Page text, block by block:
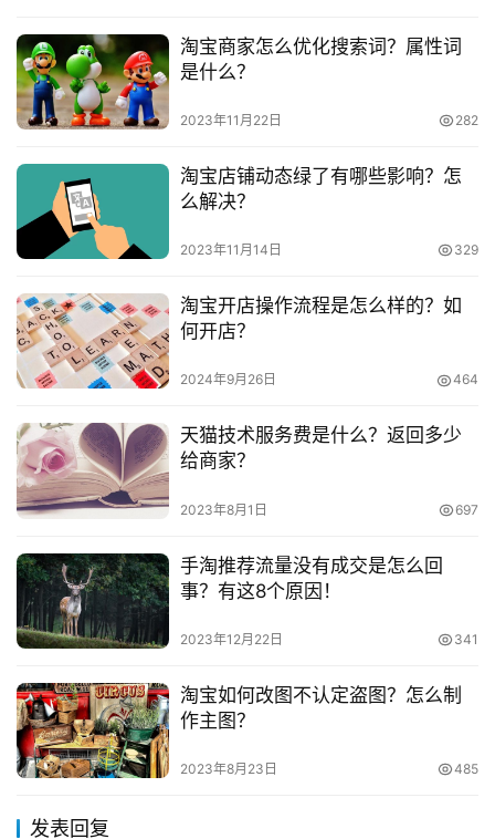
平台？
淘宝店铺转让靠谱吗？淘宝店铺转让是真的吗？
本文来自投稿，不代表早谈创业网立场，作者：欧阳, 微澜，如
https://www.zaotuan.com.cn/141391.html
版权声明：本文内容由互联网用户自发贡献，该文观点仅代表
作者本人。本站仅提供信息存储空间服务，不拥有所有权，不
承担相关法律责任。如发现本站有涉嫌抄袭侵权/违法违规的内
本站将立刻删除。
淘宝商家怎么优化搜索词？属性词
是什么？
2023年11月22日 282
淘宝店铺动态绿了有哪些影响？怎
么解决？
2023年11月14日 329
淘宝开店操作流程是怎么样的？如
何开店？
2024年9月26日 464
天猫技术服务费是什么？返回多少
给商家？
2023年8月1日 697
手淘推荐流量没有成交是怎么回
事？有这8个原因！
2023年12月22日 341
淘宝如何改图不认定盗图？怎么制
作主图？
2023年8月23日 485
发表回复